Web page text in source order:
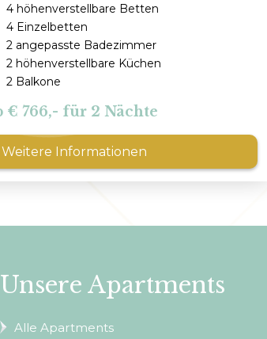
4 höhenverstellbare Betten
4 Einzelbetten
2 angepasste Badezimmer
2 höhenverstellbare Küchen
2 Balkone
766,- für 2 Nächte
Weitere Informationen
Unsere Apartments
Alle Apartments